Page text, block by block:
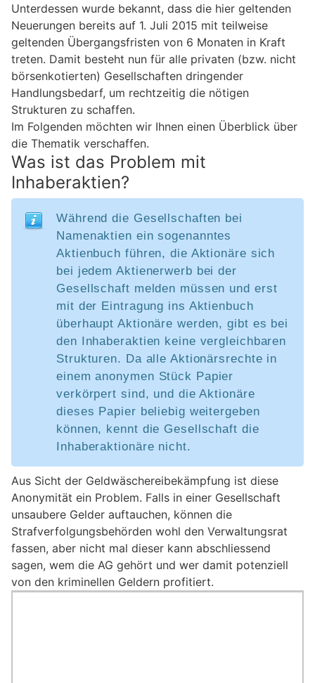
Unterdessen wurde bekannt, dass die hier geltenden
Neuerungen bereits auf 1. Juli 2015 mit teilweise
geltenden Übergangsfristen von 6 Monaten in Kraft
treten. Damit besteht nun für alle privaten (bzw. nicht
börsenkotierten) Gesellschaften dringender
Handlungsbedarf, um rechtzeitig die nötigen
Strukturen zu schaffen.
Im Folgenden möchten wir Ihnen einen Überblick über
die Thematik verschaffen.
Was ist das Problem mit
Inhaberaktien?
Während die Gesellschaften bei
Namenaktien ein sogenanntes
Aktienbuch führen, die Aktionäre sich
bei jedem Aktienerwerb bei der
Gesellschaft melden müssen und erst
mit der Eintragung ins Aktienbuch
überhaupt Aktionäre werden, gibt es bei
den Inhaberaktien keine vergleichbaren
Strukturen. Da alle Aktionärsrechte in
einem anonymen Stück Papier
verkörpert sind, und die Aktionäre
dieses Papier beliebig weitergeben
können, kennt die Gesellschaft die
Inhaberaktionäre nicht.
Aus Sicht der Geldwäschereibekämpfung ist diese
Anonymität ein Problem. Falls in einer Gesellschaft
unsaubere Gelder auftauchen, können die
Strafverfolgungsbehörden wohl den Verwaltungsrat
fassen, aber nicht mal dieser kann abschliessend
sagen, wem die AG gehört und wer damit potenziell
von den kriminellen Geldern profitiert.